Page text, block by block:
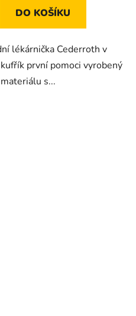
DO KOŠÍKU
lékárnička Cederroth v
první pomoci vyrobený
s...